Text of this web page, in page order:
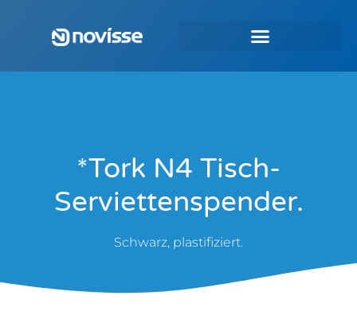
*Tork N4 Tisch-
Serviettenspender.
Schwarz, plastifiziert.